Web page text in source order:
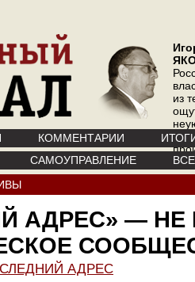
из
где
КОММЕНТАРИИ
САМОУПРАВЛЕНИЕ
АДРЕС» — НЕ
АДРЕС